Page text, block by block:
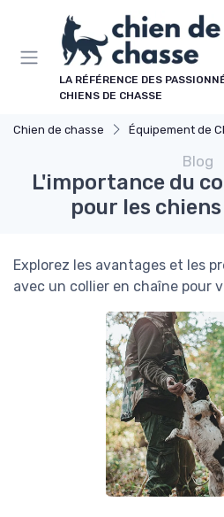
LA RÉFÉRENCE DES
CHIENS DE CHASSE
Chien de chasse Équipement de
Blog
L'importance du
pour les
Explorez les avantages et les
avec un collier en chaîne pour
Panneau de gestion des cookies